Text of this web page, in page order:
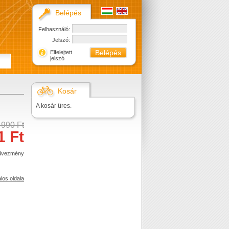
Ft
Ft
oldala
Kosár
A kosár üres.
Belépés
Felhasználó:
Jelszó:
Elfelejtett
jelszó